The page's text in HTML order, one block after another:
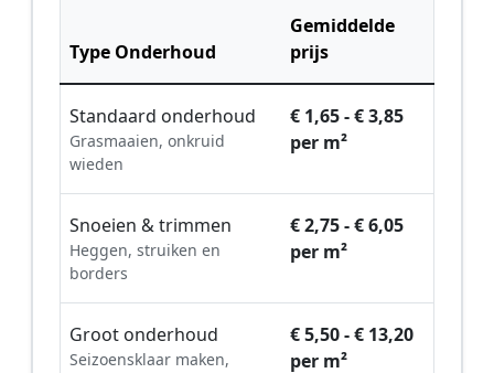
Type Onderhoud
Gemiddelde
prijs
Standaard onderhoud
Grasmaaien, onkruid
wieden
€ 1,65 - € 3,85
per m²
Snoeien & trimmen
Heggen, struiken en
borders
€ 2,75 - € 6,05
per m²
Groot onderhoud
Seizoensklaar maken,
€ 5,50 - € 13,20
per m²